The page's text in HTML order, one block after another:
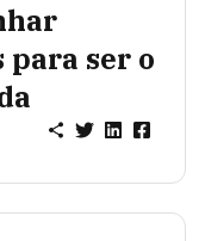
ser o